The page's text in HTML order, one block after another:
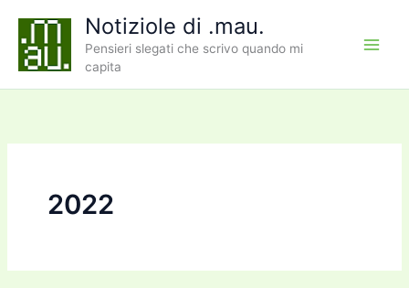
contenuto
Notiziole di .mau.
Pensieri slegati che scrivo quando mi
capita
2022